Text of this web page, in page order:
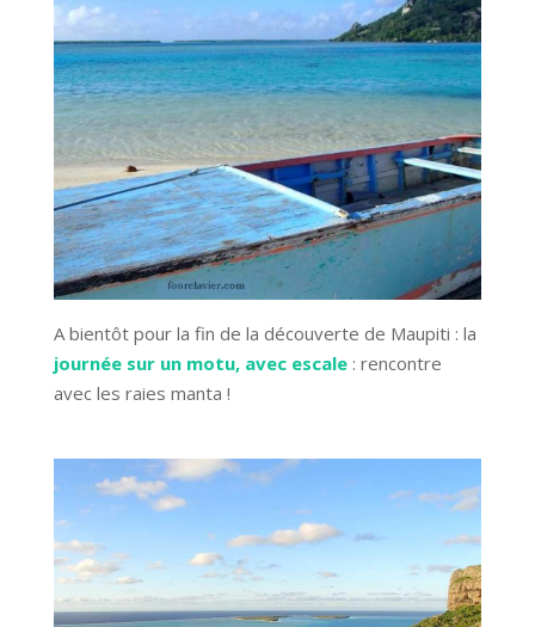
A bientôt pour la fin de la découverte de Maupiti : la
journée sur un motu, avec escale: rencontre
avec les raies manta !